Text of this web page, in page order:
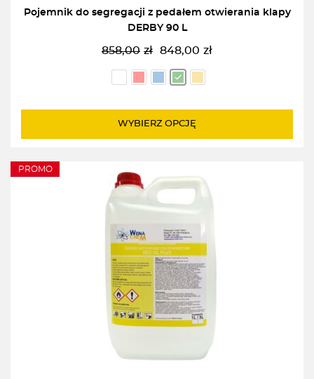
Pojemnik do segregacji z pedałem otwierania klapy
DERBY 90 L
858,00 zł
Pierwotna
cena
wynosiła:
848,00 zł
Aktualna
cena
wynosi:
WYBIERZ OPCJĘ
PROMO